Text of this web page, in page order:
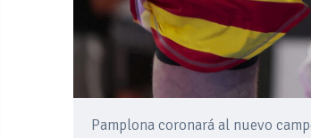
Pamplona coronará al nuevo